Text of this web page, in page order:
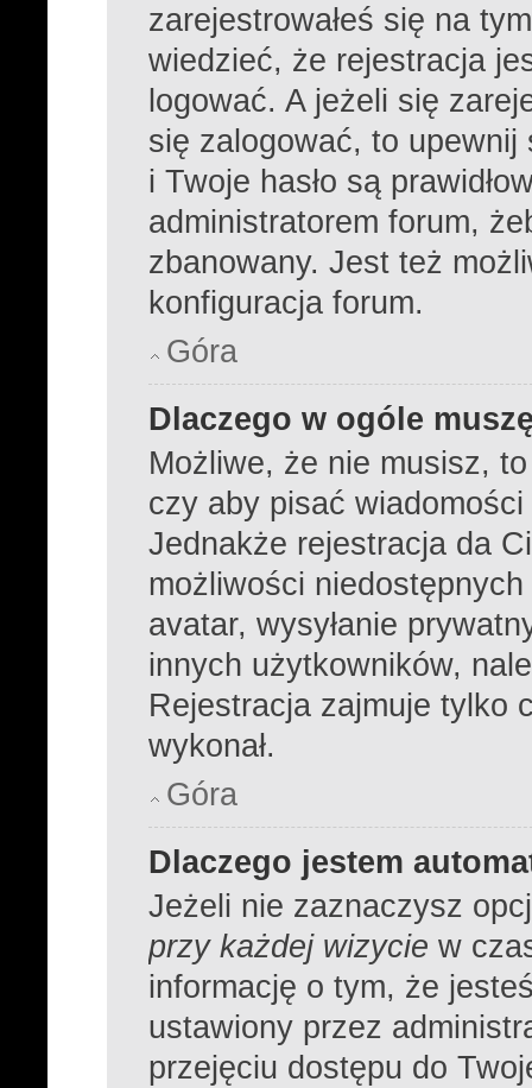
zarejestrowałeś się na
wiedzieć, że rejestracja
logować. A jeżeli się
się zalogować, to
i Twoje hasło są
administratorem forum,
zbanowany. Jest też
konfiguracja forum.
Góra
Dlaczego w ogóle
Możliwe, że nie musisz,
czy aby pisać
Jednakże rejestracja da
możliwości
avatar, wysyłanie
innych użytkowników,
Rejestracja zajmuje tylko
wykonał.
Góra
Dlaczego jestem
Jeżeli nie zaznaczysz
przy każdej wizycie w
informację o tym, że
ustawiony przez
przejęciu dostępu do